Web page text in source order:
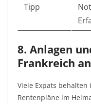
Tipp
8. Anlagen
Frankreich
Viele Expats
Rentenpläne im